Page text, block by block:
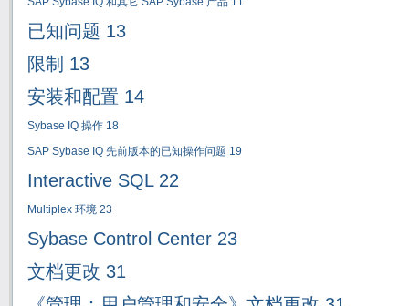
已知问题 13
限制 13
安装和配置 14
Sybase IQ 操作 18
SAP Sybase IQ 先前版本的已知操作问题 19
Interactive SQL 22
Multiplex 环境 23
Sybase Control Center 23
文档更改 31